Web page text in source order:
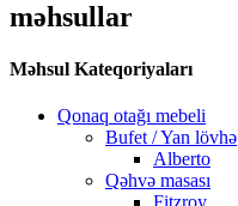
məhsullar
Məhsul Kateqoriyaları
Qonaq otağı mebeli
Bufet / Yan lövhə
Alberto
Qəhvə masası